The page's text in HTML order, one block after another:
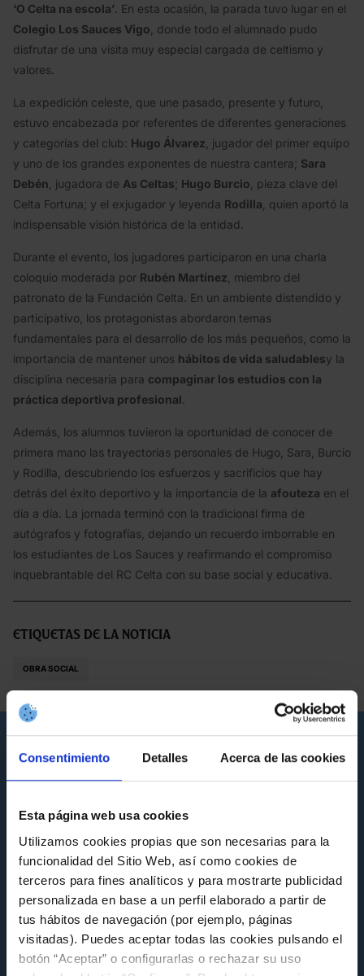
Consentimiento Detalles Acerca de las cookies
Esta página web usa cookies
Utilizamos cookies propias que son necesarias para la
funcionalidad del Sitio Web, así como cookies de
terceros para fines analíticos y para mostrarte publicidad
personalizada en base a un perfil elaborado a partir de
tus hábitos de navegación (por ejemplo, páginas
visitadas). Puedes aceptar todas las cookies pulsando el
botón “Aceptar” o configurarlas o rechazar su uso
‘O Celta na escola’ . En esta ocasión, la parada tuvo lugar en el
Colegio Los Sauces Vigo , donde todo el alumnado pudo
disfrutar de una visita muy especial cargada de celtismo y
valores.
La expedición celeste, que une pasado, presente y futuro,
estuvo encabezada por referentes de diferentes generaciones
y categorías del club: Hugo Álvarez , jugador del primer equipo
y uno de los grandes exponentes de nuestra cantera; Sara
Debén , jugadora de As Celtas; Hugo Burcio , pieza clave del
Celta Fortuna; y el exjugador y leyenda Rodilla , quien aportó la
indispensable visión histórica de la entidad.
Durante el evento, los jugadores participaron en una charla
coloquio moderada por Rubén Martínez , miembro del
patronato de la Fundación Celta. En un ambiente distendido y
participativo, los protagonistas abordaron temas
fundamentales para el desarrollo de los más pequeños, como la
importancia de mantener unos hábitos de vida saludablesy la
disciplina necesaria para compaginar los estudios con la
práctica deportiva profesional
Además, los alumnos tuvieron la oportunidad de conocer de
primera mano las trayectorias personales de Hugo, Sara, Burcio
y Rodilla, descubriendo los esfuerzos y sacrificios que hay
detrás del éxito deportivo y la importancia de la afouteza en el
día a día. La jornada terminó con la tradicional firma de
autógrafos y fotografías, dejando un recuerdo imborrable en
los estudiantes de Los Sauces y reafirmando el compromiso
inquebrantable del RC Celta con su base social y educativa.
Etiquetas de la noticia
OBRA SOCIAL